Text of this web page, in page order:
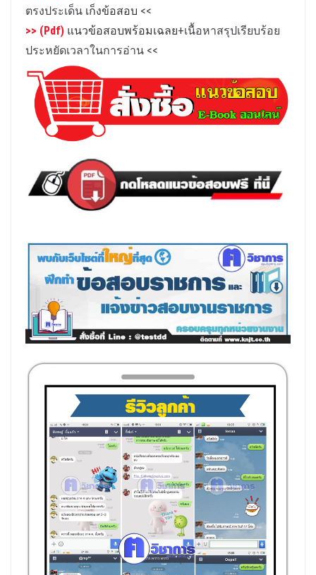
ตรงประเด็น เก็งข้อสอบ <<
>> (Pdf) แนวข้อสอบพร้อมเฉลย+เนื้อหาสรุปเรียบร้อย
ประหยัดเวลาในการอ่าน <<